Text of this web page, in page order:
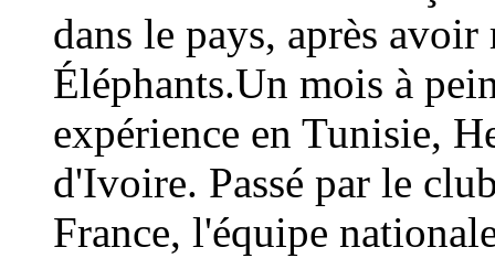
dans le pays, après
Éléphants.Un mois à
expérience en Tunisie,
d'Ivoire. Passé par le
France, l'équipe